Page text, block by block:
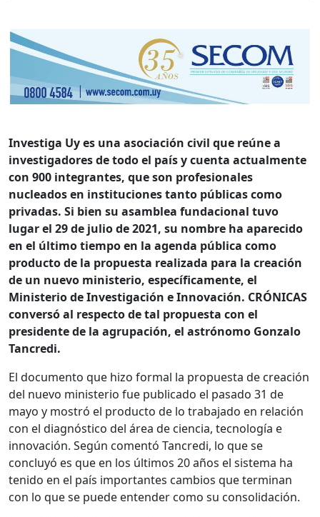
Investiga Uy es una asociación civil que reúne a
investigadores de todo el país y cuenta actualmente
con 900 integrantes, que son profesionales
nucleados en instituciones tanto públicas como
privadas. Si bien su asamblea fundacional tuvo
lugar el 29 de julio de 2021, su nombre ha aparecido
en el último tiempo en la agenda pública como
producto de la propuesta realizada para la creación
de un nuevo ministerio, específicamente, el
Ministerio de Investigación e Innovación. CRÓNICAS
conversó al respecto de tal propuesta con el
presidente de la agrupación, el astrónomo Gonzalo
Tancredi.
El documento que hizo formal la propuesta de creación
del nuevo ministerio fue publicado el pasado 31 de
mayo y mostró el producto de lo trabajado en relación
con el diagnóstico del área de ciencia, tecnología e
innovación. Según comentó Tancredi, lo que se
concluyó es que en los últimos 20 años el sistema ha
tenido en el país importantes cambios que terminan
con lo que se puede entender como su consolidación.